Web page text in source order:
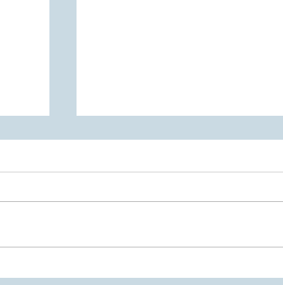
東船場町で新店舗をはじめま